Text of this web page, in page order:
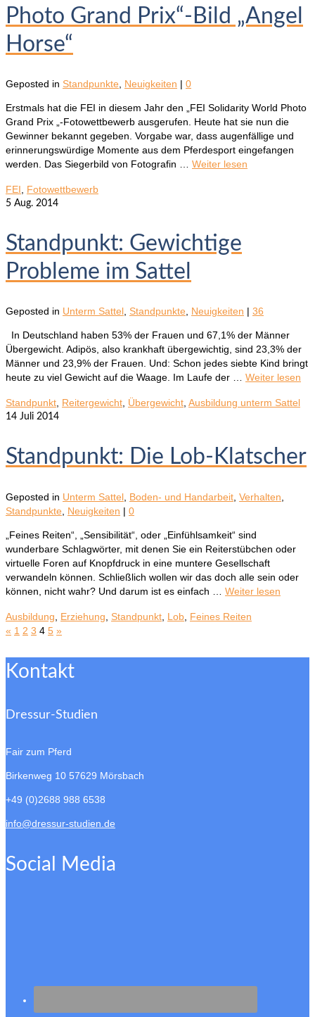
Photo Grand Prix“-Bild „Angel
Horse“
Geposted in Standpunkte, Neuigkeiten | 0
Erstmals hat die FEI in diesem Jahr den „FEI Solidarity World Photo
Grand Prix „-Fotowettbewerb ausgerufen. Heute hat sie nun die
Gewinner bekannt gegeben. Vorgabe war, dass augenfällige und
erinnerungswürdige Momente aus dem Pferdesport eingefangen
werden. Das Siegerbild von Fotografin … Weiter lesen
FEI, Fotowettbewerb
5 Aug. 2014
Standpunkt: Gewichtige
Probleme im Sattel
Geposted in Unterm Sattel, Standpunkte, Neuigkeiten | 36
In Deutschland haben 53% der Frauen und 67,1% der Männer
Übergewicht. Adipös, also krankhaft übergewichtig, sind 23,3% der
Männer und 23,9% der Frauen. Und: Schon jedes siebte Kind bringt
heute zu viel Gewicht auf die Waage. Im Laufe der … Weiter lesen
Standpunkt, Reitergewicht, Übergewicht, Ausbildung unterm Sattel
14 Juli 2014
Standpunkt: Die Lob-Klatscher
Geposted in Unterm Sattel Boden- und Handarbeit Verhalten
Standpunkte Neuigkeiten | 0
„Feines Reiten“, „Sensibilität“, oder „Einfühlsamkeit“ sind
wunderbare Schlagwörter, mit denen Sie ein Reiterstübchen oder
virtuelle Foren auf Knopfdruck in eine muntere Gesellschaft
verwandeln können. Schließlich wollen wir das doch alle sein oder
können, nicht wahr? Und darum ist es einfach … Weiter lesen
Ausbildung Erziehung Standpunkt Lob Feines Reiten
« 1 2 3 4 5 »
Kontakt
Dressur-Studien
Fair zum Pferd
Birkenweg 10 57629 Mörsbach
+49 (0)2688 988 6538
info@dressur-studien.de
Social Media